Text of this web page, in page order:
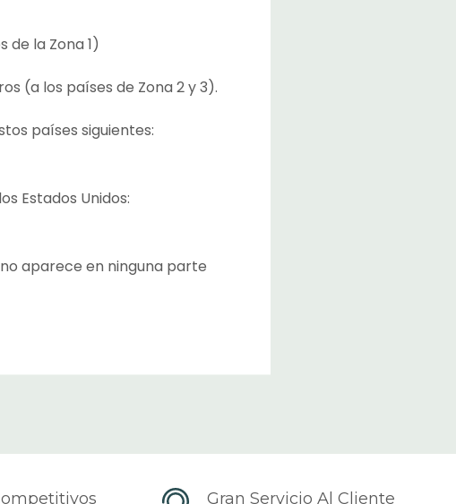
de la Zona 1)
(a los países de Zona 2 y 3).
países siguientes:
Estados Unidos:
aparece en ninguna parte
pedido y en la página para
haya elegido). Los
Gran Servicio Al Cliente